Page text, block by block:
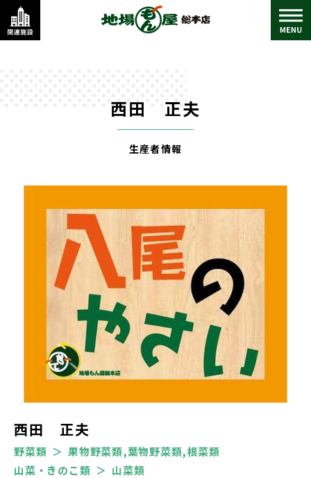
西田 正夫
生産者情報
西田 正夫
野菜類
果物野菜類,葉物野菜類,根菜類
山菜・きのこ類
山菜類